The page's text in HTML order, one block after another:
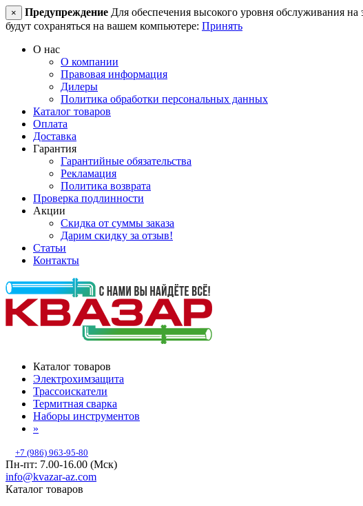
× Предупреждение Для обеспечения высокого уровня обслуживания
будут сохраняться на вашем компьютере: Принять
О нас
О компании
Правовая информация
Дилеры
Политика обработки персональных данных
Каталог товаров
Оплата
Доставка
Гарантия
Гарантийные обязательства
Рекламация
Политика возврата
Проверка подлинности
Акции
Скидка от суммы заказа
Дарим скидку за отзыв!
Статьи
Контакты
Каталог товаров
Электрохимзащита
Трассоискатели
Термитная сварка
Наборы инструментов
»
+7 (986) 963-95-80
Пн-пт: 7.00-16.00 (Мск)
info@kvazar-az.com
Каталог товаров